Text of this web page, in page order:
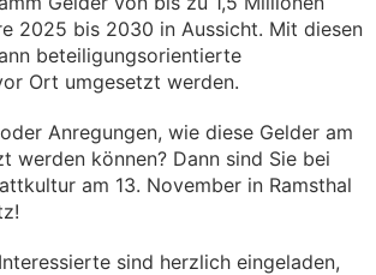
2025 bis 2030 in Aussicht. Mit diesen
beteiligungsorientierte
Ort umgesetzt werden.
Anregungen, wie diese Gelder am
werden können? Dann sind Sie bei
am 13. November in Ramsthal
sind herzlich eingeladen,